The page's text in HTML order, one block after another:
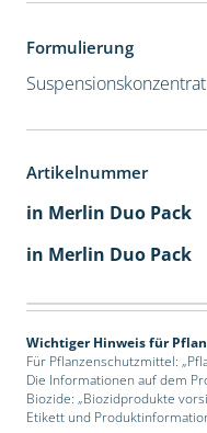
Formulierung
Suspensionskonzentrat
Artikelnummer
in Merlin Duo Pack
in Merlin Duo Pack
Wichtiger Hinweis für
Für Pflanzenschutzmittel:
Die Informationen auf dem
Biozide: „Biozidprodukte
Etikett und